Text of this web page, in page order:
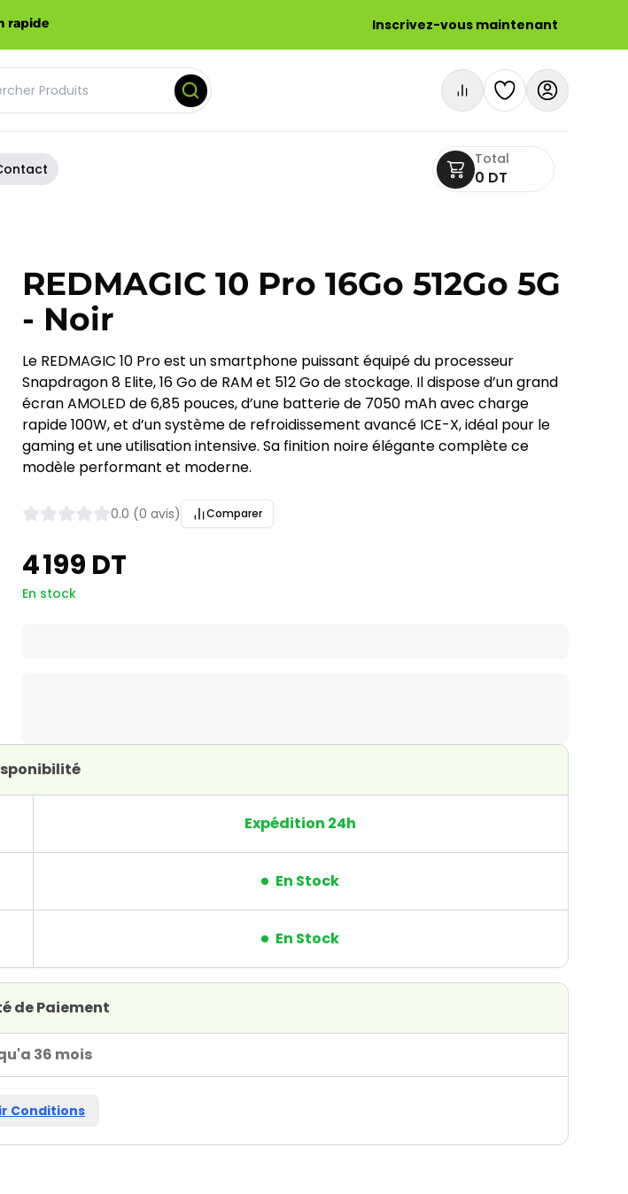
rapide Inscrivez-vous maintenant
Total
0 DT
REDMAGIC 10 Pro 16Go 512Go 5G
- Noir
Le REDMAGIC 10 Pro est un smartphone puissant équipé du processeur
Snapdragon 8 Elite, 16 Go de RAM et 512 Go de stockage. Il dispose d’un grand
écran AMOLED de 6,85 pouces, d’une batterie de 7050 mAh avec charge
rapide 100W, et d’un système de refroidissement avancé ICE-X, idéal pour le
gaming et une utilisation intensive. Sa finition noire élégante complète ce
modèle performant et moderne.
0.0 (0 avis) Comparer
4 199 DT
En stock
Expédition 24h
En Stock
En Stock
de Paiement
36 mois
Conditions